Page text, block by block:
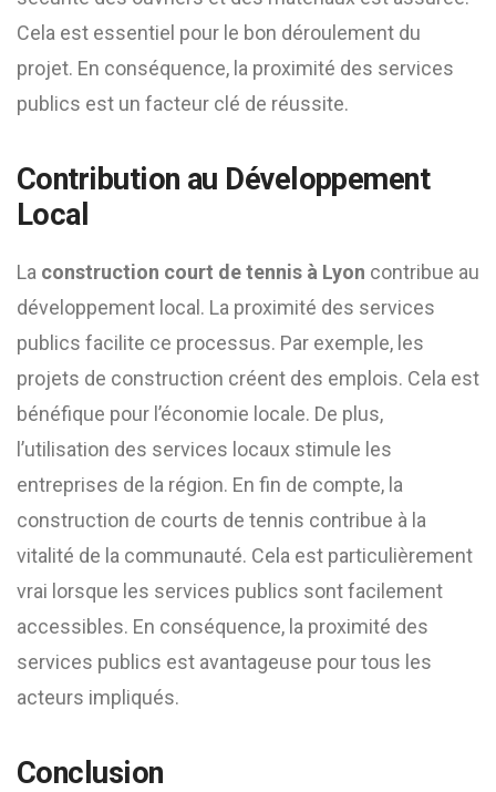
Cela est essentiel pour le bon déroulement du
projet. En conséquence, la proximité des services
publics est un facteur clé de réussite.
Contribution au Développement
Local
La construction court de tennis à Lyon contribue au
développement local. La proximité des services
publics facilite ce processus. Par exemple, les
projets de construction créent des emplois. Cela est
bénéfique pour l’économie locale. De plus,
l’utilisation des services locaux stimule les
entreprises de la région. En fin de compte, la
construction de courts de tennis contribue à la
vitalité de la communauté. Cela est particulièrement
vrai lorsque les services publics sont facilement
accessibles. En conséquence, la proximité des
services publics est avantageuse pour tous les
acteurs impliqués.
Conclusion